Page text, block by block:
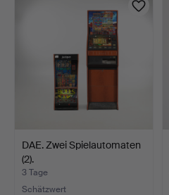
DAE. Zwei Spielautomaten
(2).
3 Tage
Schätzwert